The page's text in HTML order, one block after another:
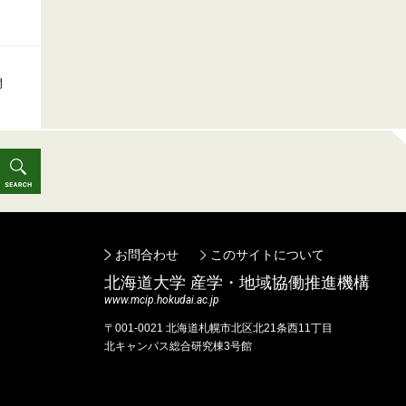
お問合わせ このサイトについて
北海道⼤学 産学・地域協働推進機構
www.mcip.hokudai.ac.jp
〒001-0021 北海道札幌市北区北21条⻄11丁⽬
北キャンパス総合研究棟3号館